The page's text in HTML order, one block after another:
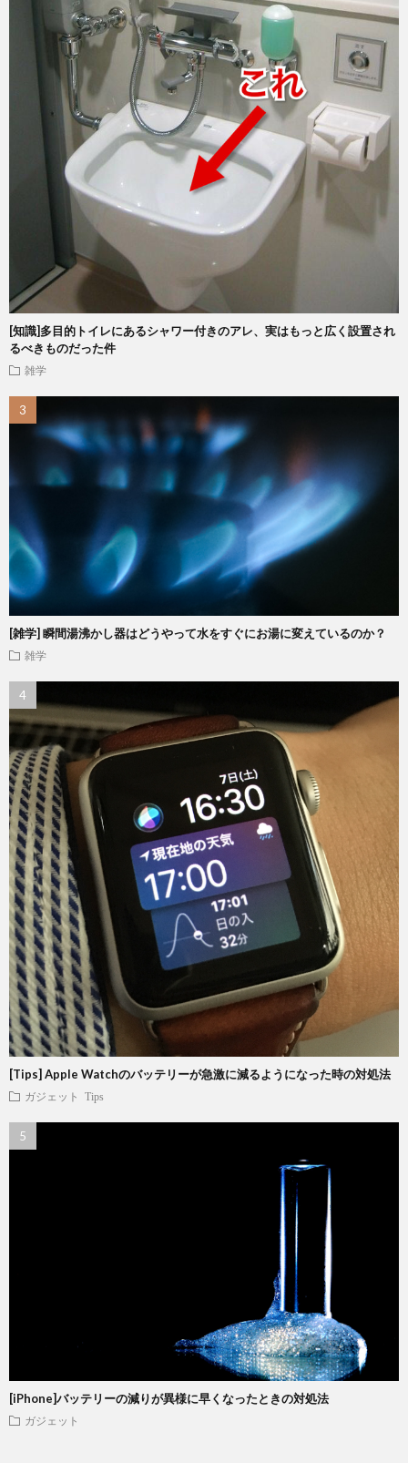
[知識]多目的トイレにあるシャワー付きのアレ、実はもっと広く設置され
るべきものだった件
雑学
[雑学] 瞬間湯沸かし器はどうやって水をすぐにお湯に変えているのか？
雑学
[Tips] Apple Watchのバッテリーが急激に減るようになった時の対処法
ガジェット Tips
[iPhone]バッテリーの減りが異様に早くなったときの対処法
ガジェット